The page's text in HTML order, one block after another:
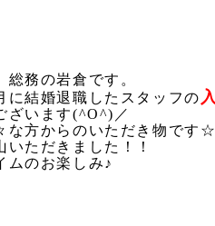
総務の岩倉です。
に結婚退職したスタッフの
ざいます(^O^)／
な方からのいただき物です☆
いただきました！！
ムのお楽しみ♪